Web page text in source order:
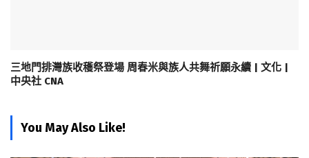
三地門排灣族收穫祭登場 周春米與族人共舞祈願永續 | 文化 |
中央社 CNA
You May Also Like!